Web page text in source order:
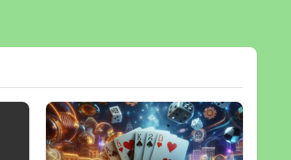
https://www.geocities.ws/cenat/joker11/
https://www.vernonparkgym.com/